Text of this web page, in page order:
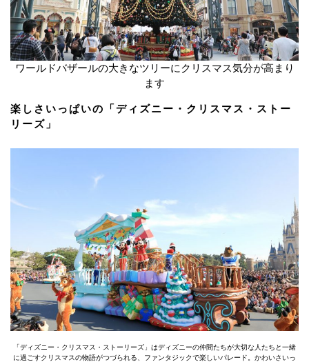
ワールドバザールの大きなツリーにクリスマス気分が高まり
ます
楽しさいっぱいの「ディズニー・クリスマス・ストー
リーズ」
「ディズニー・クリスマス・ストーリーズ」はディズニーの仲間たちが大切な人たちと一緒
に過ごすクリスマスの物語がつづられる、ファンタジックで楽しいパレード。かわいさいっ